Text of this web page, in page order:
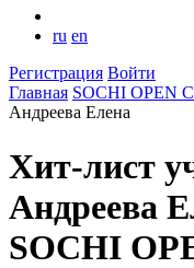
ru en
Регистрация Войти
Главная SOCHI OPEN
Андреева Елена
Хит-лист
Андреева
SOCHI